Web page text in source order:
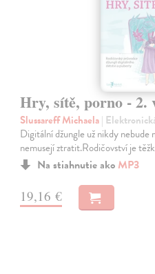
Hry, sítě, porno - 2.
Slussareff Michaela|
Digitální džungle už nikdy nebude
nemusejí ztratit.Rodičovství je
Na stiahnutie ako MP3
19,16 €